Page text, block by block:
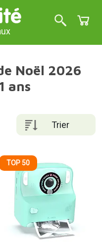
Noël 2026
ans
Trier
TOP 50